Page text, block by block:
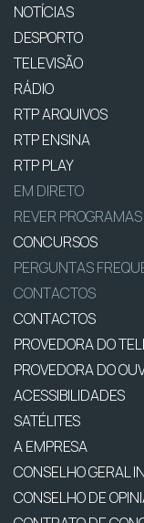
NOTÍCIAS
DESPORTO
TELEVISÃO
RÁDIO
RTP ARQUIVOS
RTP ENSINA
RTP PLAY
EM DIRETO
REVER PROGRAMAS
CONCURSOS
PERGUNTAS
CONTACTOS
CONTACTOS
PROVEDORA DO
PROVEDORA DO
ACESSIBILIDADES
SATÉLITES
A EMPRESA
CONSELHO GERAL
CONSELHO DE